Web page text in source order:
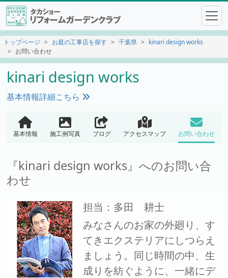
トップページ お庭の工事店を探す 千葉県
kinari design works
お問い合わせ
kinari design works
基本情報詳細こちら
基本情報 施工例写真 ブログ アクセスマップ お問い合わせ
『kinari design works』へのお問い合
わせ
担当：多田 耕士
みなさんのお家の外廻り、す
てきエクステリアにしつらえ
ましょう。同じ時間の中、生
成りを紡ぐように、一緒にデ